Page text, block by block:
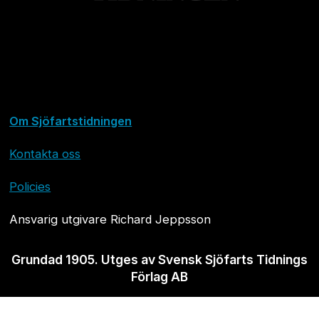
Om Sjöfartstidningen
Kontakta oss
Policies
Ansvarig utgivare Richard Jeppsson
Grundad 1905. Utges av Svensk Sjöfarts Tidnings
Förlag AB